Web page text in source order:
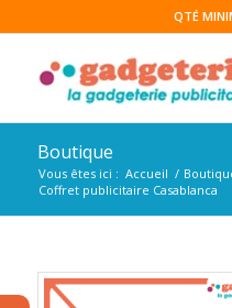
QTÉ
Boutique
Vous êtes ici : Accueil /
Coffret publicitaire Casablanca